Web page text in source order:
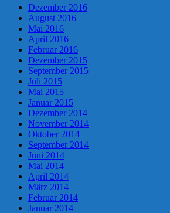
Dezember 2016
August 2016
Mai 2016
April 2016
Februar 2016
Dezember 2015
September 2015
Juli 2015
Mai 2015
Januar 2015
Dezember 2014
November 2014
Oktober 2014
September 2014
Juni 2014
Mai 2014
April 2014
März 2014
Februar 2014
Januar 2014